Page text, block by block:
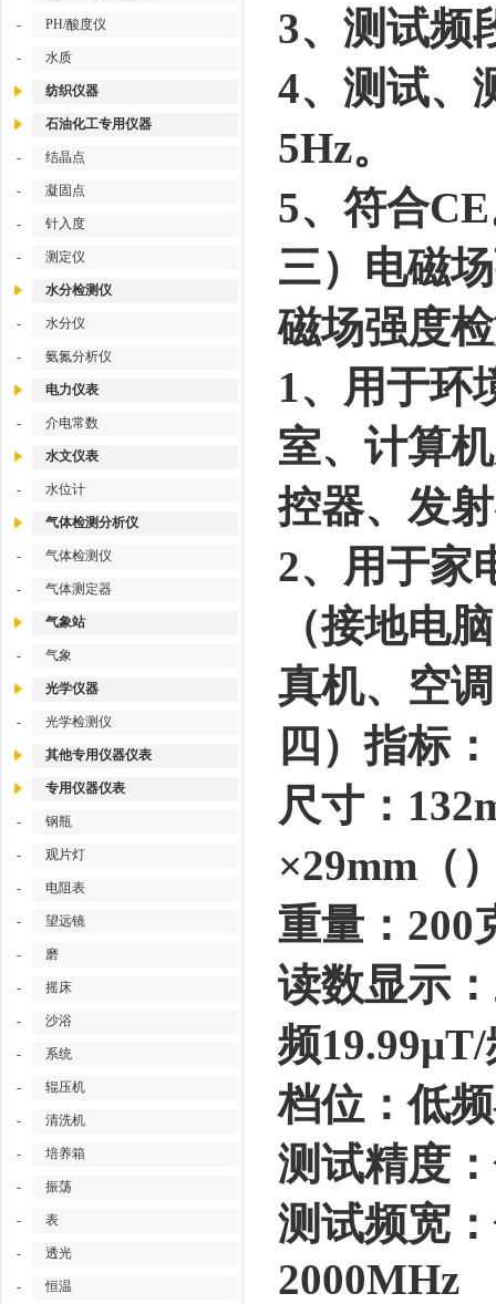
- PH/酸度仪
- 水质
纺织仪器
石油化工专用仪器
- 结晶点
- 凝固点
- 针入度
- 测定仪
水分检测仪
- 水分仪
- 氨氮分析仪
电力仪表
- 介电常数
水文仪表
- 水位计
气体检测分析仪
- 气体检测仪
- 气体测定器
气象站
- 气象
光学仪器
- 光学检测仪
其他专用仪器仪表
专用仪器仪表
- 钢瓶
- 观片灯
- 电阻表
- 望远镜
- 磨
- 摇床
- 沙浴
- 系统
- 辊压机
- 清洗机
- 培养箱
- 振荡
- 表
- 透光
- 恒温
3、测试频
4、测试、
5Hz。
5、符合
三）电磁
磁场强度
1、用于环
室、计算
控器、发
2、用于家
（接地电
真机、空
四）指标：
尺寸：
×29mm（
重量：200
读数显示
频
档位：低
测试精度
测试频宽
2000MHz